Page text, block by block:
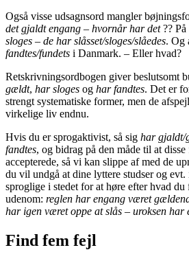
Også visse udsagnsord mangler
det gjaldt engang – hvornår har det?? På
sloges – de har slåsset/sloges/slåedes. Og
fandtes/fundets i Danmark. – Eller hvad?
Retskrivningsordbogen giver beslutsomt
gældt, har sloges og har fandtes. Det er
strengt systematiske former, men de
virkelige liv endnu.
Hvis du er sprogaktivist, så sig har gjaldt/
fandtes, og bidrag på den måde til at
accepterede, så vi kan slippe af med de
du vil undgå at dine lyttere studser og
sproglige i stedet for at høre efter hvad
udenom: reglen har engang været
har igen været oppe at slås – uroksen har
Find fem fejl